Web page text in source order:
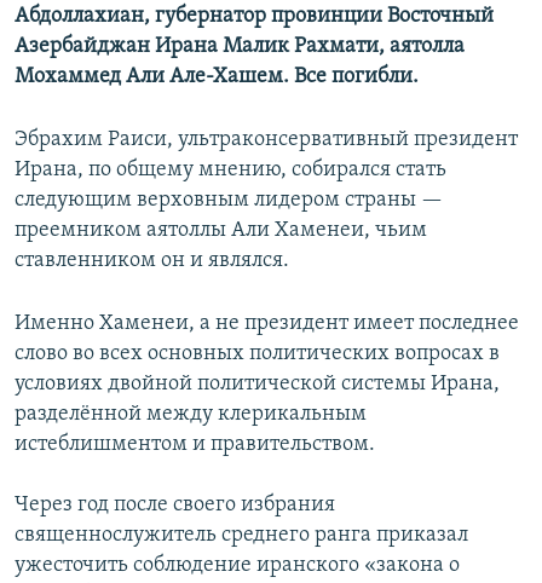
Абдоллахиан, губернатор провинции Восточный
Азербайджан Ирана Малик Рахмати, аятолла
Мохаммед Али Але-Хашем. Все погибли.
Эбрахим Раиси, ультраконсервативный президент
Ирана, по общему мнению, собирался стать
следующим верховным лидером страны —
преемником аятоллы Али Хаменеи, чьим
ставленником он и являлся.
Именно Хаменеи, а не президент имеет последнее
слово во всех основных политических вопросах в
условиях двойной политической системы Ирана,
разделённой между клерикальным
истеблишментом и правительством.
Через год после своего избрания
священнослужитель среднего ранга приказал
ужесточить соблюдение иранского «закона о